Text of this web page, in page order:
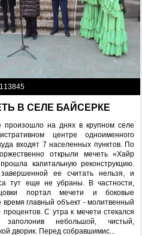
113845
В СЕЛЕ БАЙСЕРКЕ
произошло на днях в крупном селе
центре одноименного
входят 7 населенных пунктов. По
открыли мечеть «Хайр
капитальную реконструкцию.
ее считать нельзя, и
тут еще не убраны. В частности,
портал мечети и боковые
главный объект - молитвенный
С утра к мечети стекался
небольшой, чистый,
дворик. Перед собравшимис...